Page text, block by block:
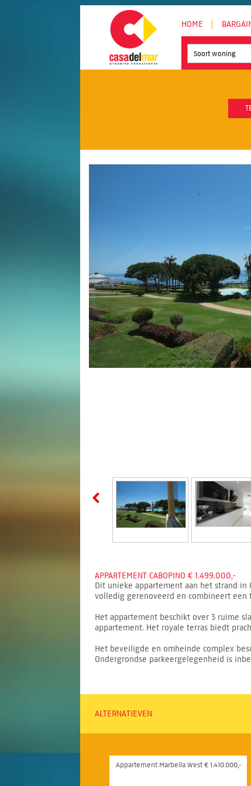
HOME
Soort woning
APPARTEMENT CABOPINO € 1.499.000,-
Dit unieke appartement aan het strand
volledig gerenoveerd en combineert een
Het appartement beschikt over 3 ruime
appartement. Het royale terras biedt
Het beveiligde en omheinde complex
Ondergrondse parkeergelegenheid is
ALTERNATIEVEN
Appartement Marbella West € 1.410.000,-